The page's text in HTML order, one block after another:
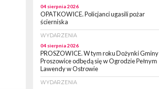
04 sierpnia 2026
OPATKOWICE. Policjanci ugasili pożar
ścierniska
WYDARZENIA
04 sierpnia 2026
PROSZOWICE. W tym roku Dożynki Gminy
Proszowice odbędą się w Ogrodzie Pełnym
Lawendy w Ostrowie
WYDARZENIA